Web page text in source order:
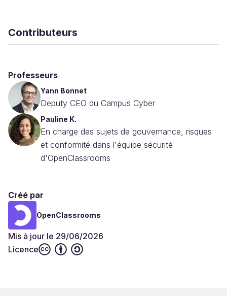
Contributeurs
Professeurs
Yann Bonnet
Deputy CEO du Campus Cyber
Pauline K.
En charge des sujets de gouvernance, risques
et conformité dans l'équipe sécurité
d'OpenClassrooms
Créé par
OpenClassrooms
Mis à jour le 29/06/2026
Licence